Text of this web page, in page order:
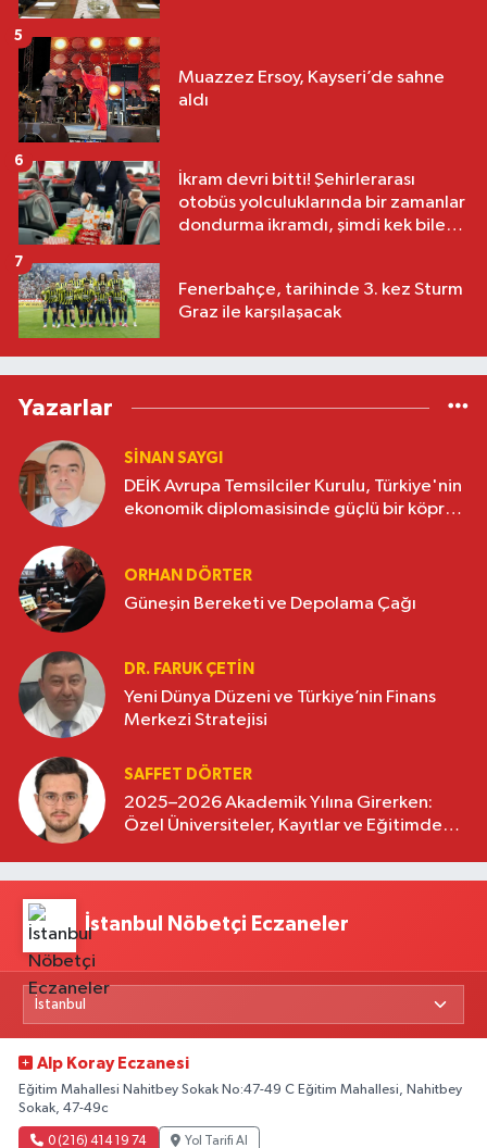
Muazzez Ersoy, Kayseri’de sahne
aldı
5
İkram devri bitti! Şehirlerarası
otobüs yolculuklarında bir zamanlar
dondurma ikramdı, şimdi kek bile
6
Fenerbahçe, tarihinde 3. kez Sturm
Graz ile karşılaşacak
7
Yazarlar
SINAN SAYGI
DEİK Avrupa Temsilciler Kurulu, Türkiye'nin
ekonomik diplomasisinde güçlü bir köprü
ORHAN DÖRTER
Güneşin Bereketi ve Depolama Çağı
DR. FARUK ÇETİN
Yeni Dünya Düzeni ve Türkiye’nin Finans
Merkezi Stratejisi
SAFFET DÖRTER
2025–2026 Akademik Yılına Girerken:
Özel Üniversiteler, Kayıtlar ve Eğitimde
İstanbul Nöbetçi Eczaneler
Alp Koray Eczanesi
Eğitim Mahallesi Nahitbey Sokak No:47-49 C Eğitim Mahallesi, Nahitbey
Sokak, 47-49c
0 (216) 414 19 74 Yol Tarifi Al